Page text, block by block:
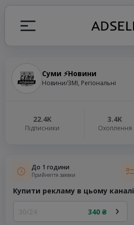
Суми ⚡️Новини
Новини/ЗМІ, Регіональні
22.4K
Підписники
3.4K
Охоплення
До 1 години
Прийняття заявки
Купити рекламу в цьому каналі
30/24 340 ₴